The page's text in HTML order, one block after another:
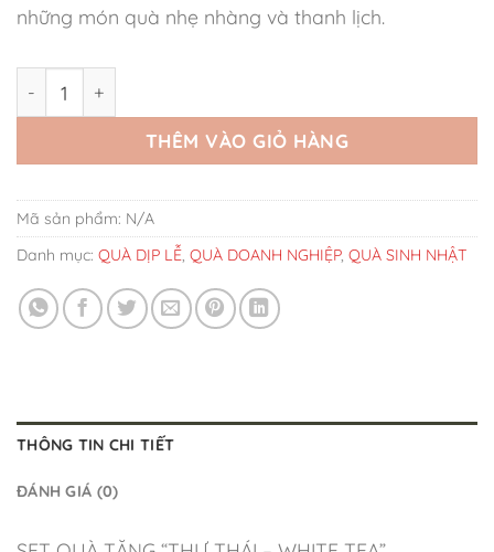
những món quà nhẹ nhàng và thanh lịch.
THÊM VÀO GIỎ HÀNG
Mã sản phẩm: N/A
Danh mục: QUÀ DỊP LỄ, QUÀ DOANH NGHIỆP, QUÀ SINH NHẬT
THÔNG TIN CHI TIẾT
ĐÁNH GIÁ (0)